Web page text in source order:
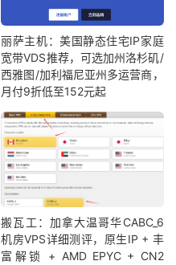
丽萨主机：美国静态住宅IP家庭
宽带VDS推荐，可选加州洛杉矶/
西雅图/加利福尼亚州多运营商，
月付9折低至152元起
搬瓦工：加拿大温哥华CABC_6
机房VPS详细测评，原生IP + 丰
富解锁 + AMD EPYC + CN2